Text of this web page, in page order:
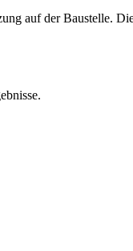
auf der Baustelle.